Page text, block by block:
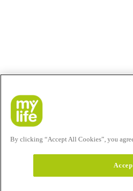
By clicking “Accept All Cookies”, you